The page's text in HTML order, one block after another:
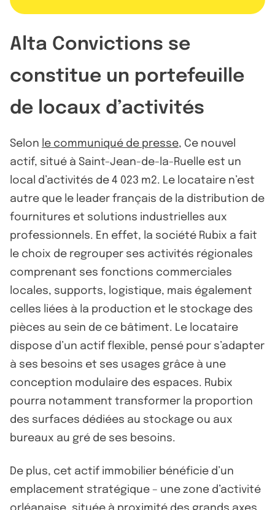
Alta Convictions se
constitue un portefeuille
de locaux d’activités
Selon le communiqué de presse, Ce nouvel
actif, situé à Saint-Jean-de-la-Ruelle est un
local d’activités de 4 023 m2. Le locataire n’est
autre que le leader français de la distribution de
fournitures et solutions industrielles aux
professionnels. En effet, la société Rubix a fait
le choix de regrouper ses activités régionales
comprenant ses fonctions commerciales
locales, supports, logistique, mais également
celles liées à la production et le stockage des
pièces au sein de ce bâtiment. Le locataire
dispose d’un actif flexible, pensé pour s’adapter
à ses besoins et ses usages grâce à une
conception modulaire des espaces. Rubix
pourra notamment transformer la proportion
des surfaces dédiées au stockage ou aux
bureaux au gré de ses besoins.
De plus, cet actif immobilier bénéficie d’un
emplacement stratégique – une zone d’activité